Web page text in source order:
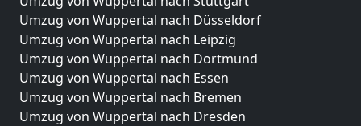
Umzug von Wuppertal nach Düsseldorf
Umzug von Wuppertal nach Leipzig
Umzug von Wuppertal nach Dortmund
Umzug von Wuppertal nach Essen
Umzug von Wuppertal nach Bremen
Umzug von Wuppertal nach Dresden